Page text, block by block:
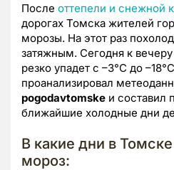
После оттепели и снежной
дорогах Томска жителей
морозы. На этот раз
затяжным. Сегодня к
резко упадет с –3°C до
проанализировал
pogodavtomske и составил
ближайшие холодные дни
В какие дни в
мороз: